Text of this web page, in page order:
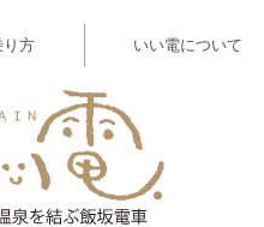
り方 いい電について